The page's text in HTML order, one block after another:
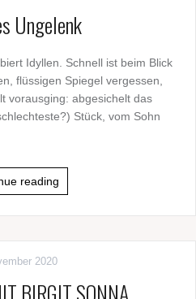
Ungelenk
Idyllen. Schnell ist beim Blick
flüssigen Spiegel vergessen,
vorausging: abgesichelt das
Stück, vom Sohn
reading
2020